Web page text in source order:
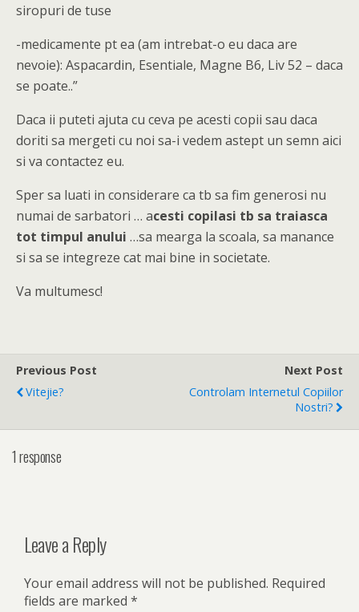
siropuri de tuse
-medicamente pt ea (am intrebat-o eu daca are
nevoie): Aspacardin, Esentiale, Magne B6, Liv 52 – daca
se poate..”
Daca ii puteti ajuta cu ceva pe acesti copii sau daca
doriti sa mergeti cu noi sa-i vedem astept un semn aici
si va contactez eu.
Sper sa luati in considerare ca tb sa fim generosi nu
numai de sarbatori … acesti copilasi tb sa traiasca
tot timpul anului …sa mearga la scoala, sa manance
si sa se integreze cat mai bine in societate.
Va multumesc!
Previous Post
Vitejie?
Next Post
Controlam Internetul Copiilor
Nostri?
1 response
Leave a Reply
Your email address will not be published. Required
fields are marked *